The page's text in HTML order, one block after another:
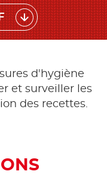
d'hygiène
et surveiller les
des recettes.